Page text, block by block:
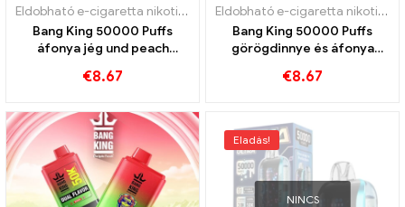
Eldobható e-cigaretta nikotinnal Eldobható e-cigaretta,
Bang King 50000 Puffs
áfonya jég und peach
€8.67
Eldobható e-cigaretta nikotinnal
Bang King 50000 Puffs
görögdinnye és áfonya
hosszú szolgálati élettartam
€8.67
Eladás!
NINCS